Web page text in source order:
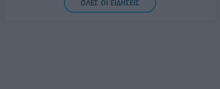
ΟΛΕΣ ΟΙ ΕΙΔΗΣΕΙΣ